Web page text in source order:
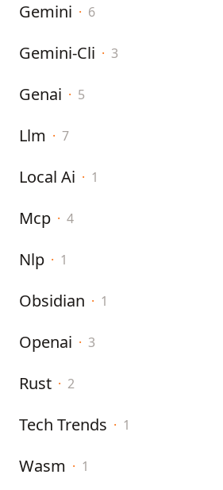
Gemini · 6
Gemini-Cli · 3
Genai · 5
Llm · 7
Local Ai · 1
Mcp · 4
Nlp · 1
Obsidian · 1
Openai · 3
Rust · 2
Tech Trends · 1
Wasm · 1